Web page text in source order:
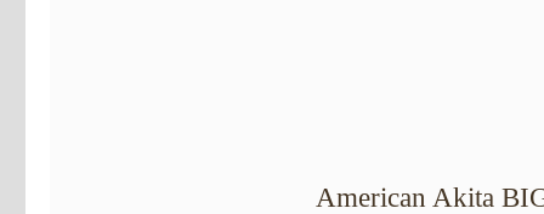
American Akita